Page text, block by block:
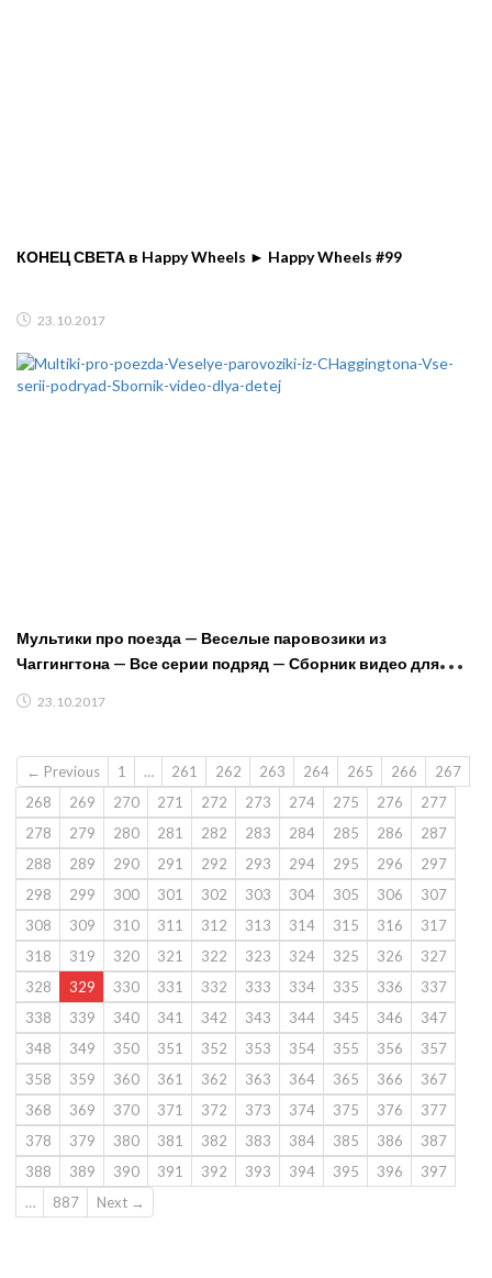
КОНЕЦ СВЕТА в Happy Wheels ► Happy Wheels #99
23.10.2017
Мультики про поезда — Веселые паровозики из
Чаггингтона — Все серии подряд — Сборник видео для
23.10.2017
← Previous 1 … 261 262 263 264 265 266
267
268
269 270 271 272 273 274 275 276
277
278
279 280 281 282 283 284 285 286
287
288
289 290 291 292 293 294 295 296
297
298
299 300 301 302 303 304 305 306
307
308
309 310 311 312 313 314 315 316
317
318
319 320 321 322 323 324 325 326
327
328
329 330 331 332 333 334 335 336
337
338
339 340 341 342 343 344 345 346
347
348
349 350 351 352 353 354 355 356
357
358
359 360 361 362 363 364 365 366
367
368
369 370 371 372 373 374 375 376
377
378
379 380 381 382 383 384 385 386
387
388
389 390 391 392 393 394 395 396
397
…
887 Next →